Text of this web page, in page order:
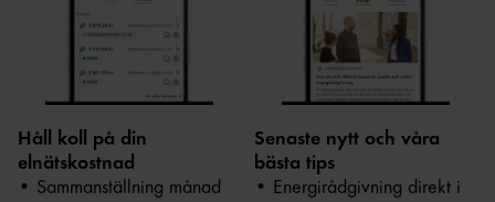
Håll koll på din
elnätskostnad
• Sammanställning månad
Senaste nytt och våra
bästa tips
• Energirådgivning direkt i